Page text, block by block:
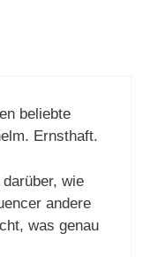
beliebte
Ernsthaft.
wie
andere
was genau